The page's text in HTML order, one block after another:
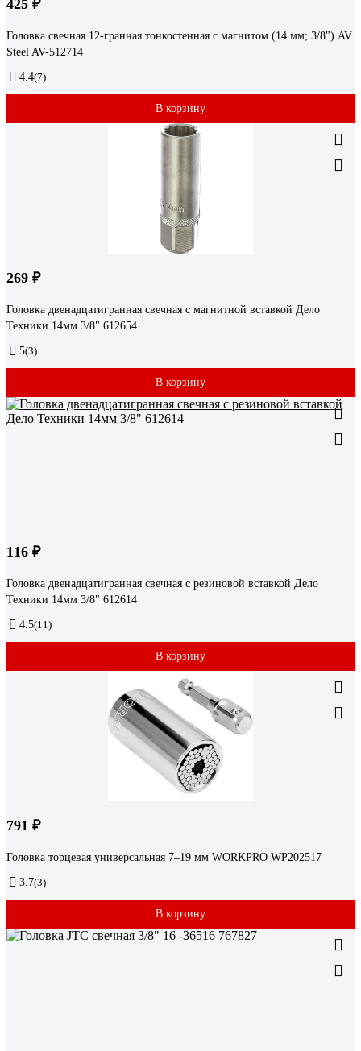
425 ₽
Головка свечная 12-гранная тонкостенная с магнитом (14 мм; 3/8") AV
Steel AV-512714
4.4(7)
В корзину
269 ₽
Головка двенадцатигранная свечная с магнитной вставкой Дело
Техники 14мм 3/8" 612654
5(3)
В корзину
116 ₽
Головка двенадцатигранная свечная с резиновой вставкой Дело
Техники 14мм 3/8" 612614
4.5(11)
В корзину
791 ₽
Головка торцевая универсальная 7–19 мм WORKPRO WP202517
3.7(3)
В корзину